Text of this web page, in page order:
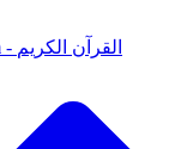
Qurani Kərim - القرآن الكريم